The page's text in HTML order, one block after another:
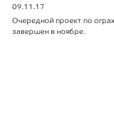
09.11.17
Очередной проект по
завершен в ноябре.